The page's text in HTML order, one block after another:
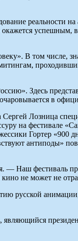
реальности
успешным,
В том числе,
Здесь
в
Лозница
на фестивале
Гортер «900
антиподы»
Наш фестиваль
не может не
русской